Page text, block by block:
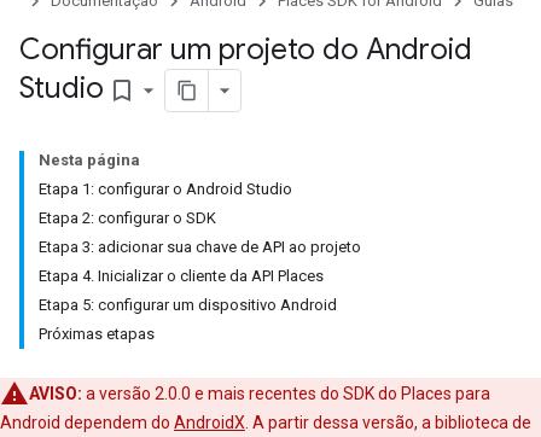
Configurar um projeto do Android
Studio bookmark_border
Nesta página
Etapa 1: configurar o Android Studio
Etapa 2: configurar o SDK
Etapa 3: adicionar sua chave de API ao projeto
Etapa 4. Inicializar o cliente da API Places
Etapa 5: configurar um dispositivo Android
Próximas etapas
AVISO: a versão 2.0.0 e mais recentes do SDK do Places para
Android dependem do AndroidX . A partir dessa versão, a biblioteca de